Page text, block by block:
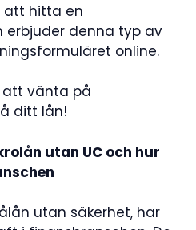
att hitta en
erbjuder denna typ av
online.
att vänta på
ditt lån!
utan UC och hur
utan säkerhet, har